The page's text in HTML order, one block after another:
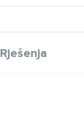
Rješenja